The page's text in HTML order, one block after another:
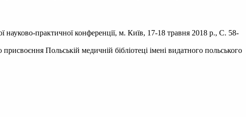
практичної конференції, м. Київ, 17-18 травня 2018 р., С. 58-
Польській медичній бібліотеці імені видатного польського